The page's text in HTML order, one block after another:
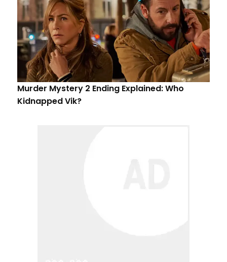
Murder Mystery 2 Ending Explained: Who
Kidnapped Vik?